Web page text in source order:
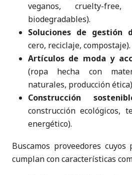
veganos, cruelty-
biodegradables).
Soluciones de gestión
cero, reciclaje, compostaje).
Artículos de moda y
(ropa hecha con
naturales, producción
Construcción
construcción ecológicos,
energético).
Buscamos proveedores
cumplan con características